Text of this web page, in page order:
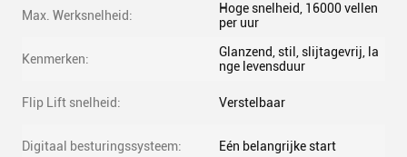
Max. Werksnelheid:
Hoge snelheid, 16000 vellen
per uur
Kenmerken:
Glanzend, stil, slijtagevrij, la
nge levensduur
Flip Lift snelheid: Verstelbaar
Digitaal besturingssysteem: Eén belangrijke start